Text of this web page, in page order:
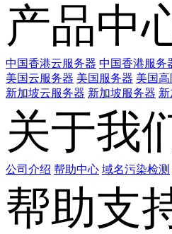
产品中
中国香港云服务器 中国香港服务
美国云服务器 美国服务器 美国
新加坡云服务器 新加坡服务器
关于我
公司介绍 帮助中心 域名污染检测
帮助支